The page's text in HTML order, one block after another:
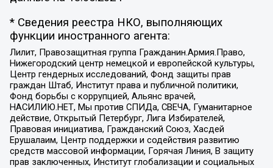
* Сведения реестра НКО, выполняющих
функции иностранного агента:
Лилит, Правозащитная группа Гражданин.Армия.Право,
Нижегородский центр немецкой и европейской культуры,
Центр гендерных исследований, Фонд защиты прав
граждан Штаб, Институт права и публичной политики,
Фонд борьбы с коррупцией, Альянс врачей,
НАСИЛИЮ.НЕТ, Мы против СПИДа, СВЕЧА, Гуманитарное
действие, Открытый Петербург, Лига Избирателей,
Правовая инициатива, Гражданский Союз, Хасдей
Ерушалаим, Центр поддержки и содействия развитию
средств массовой информации, Горячая Линия, В защиту
прав заключенных, Институт глобализации и социальных